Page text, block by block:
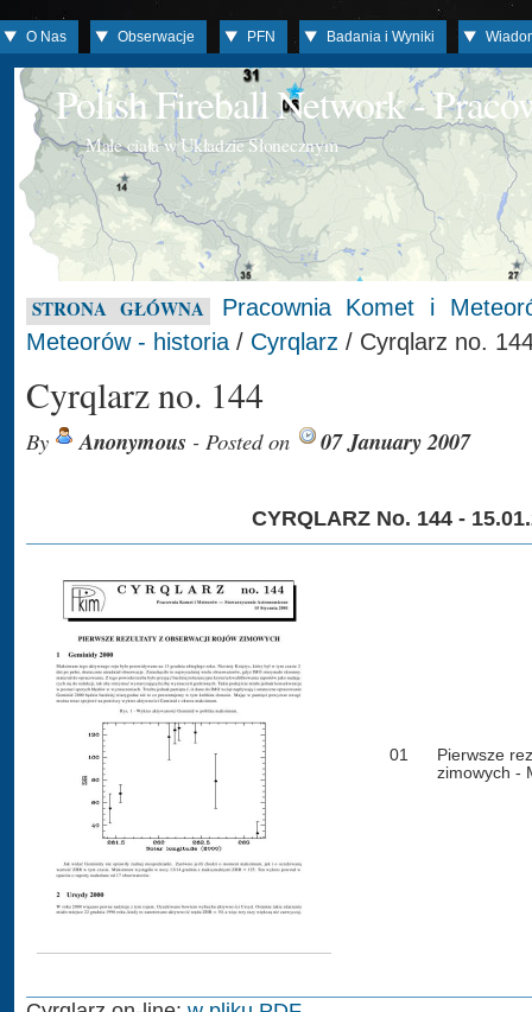
O Nas Obserwacje PFN Badania i Wyniki
Polish Fireball Network -
Małe ciała w Układzie Słonecznym
STRONA GŁÓWNA
Pracownia Komet i
Meteorów - historia / Cyrqlarz / Cyrqlarz no.
Cyrqlarz no. 144
By Anonymous - Posted on 07 January 2007
CYRQLARZ No. 144 -
01
Pierwsze
zimowych -